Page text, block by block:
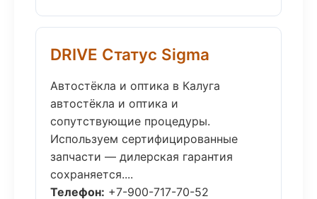
DRIVE Статус Sigma
Автостёкла и оптика в Калуга
автостёкла и оптика и
сопутствующие процедуры.
Используем сертифицированные
запчасти — дилерская гарантия
сохраняется....
Телефон: +7-900-717-70-52